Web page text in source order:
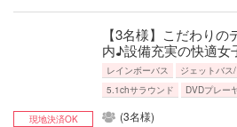
【3名様】こだわり
内♪設備充実の快適女
レインボーバス ジェットバス
5.1chサラウンド
DVDプレー
(3名様)
現地決済OK